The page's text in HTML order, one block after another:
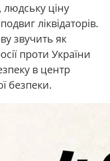
ціну
ліквідаторів.
звучить як
проти України
в центр
безпеки.